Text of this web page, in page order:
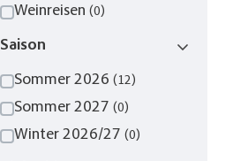
Weinreisen (0)
Saison
Sommer 2026 (12)
Sommer 2027 (0)
Winter 2026/27 (0)